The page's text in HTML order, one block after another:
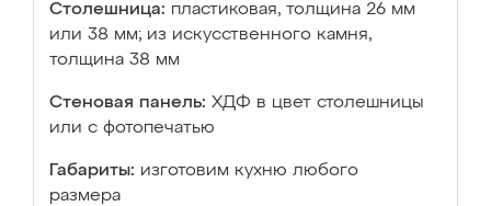
Столешница: пластиковая, толщина 26 мм
или 38 мм; из искусственного камня,
толщина 38 мм
Стеновая панель: ХДФ в цвет столешницы
или с фотопечатью
Габариты: изготовим кухню любого
размера